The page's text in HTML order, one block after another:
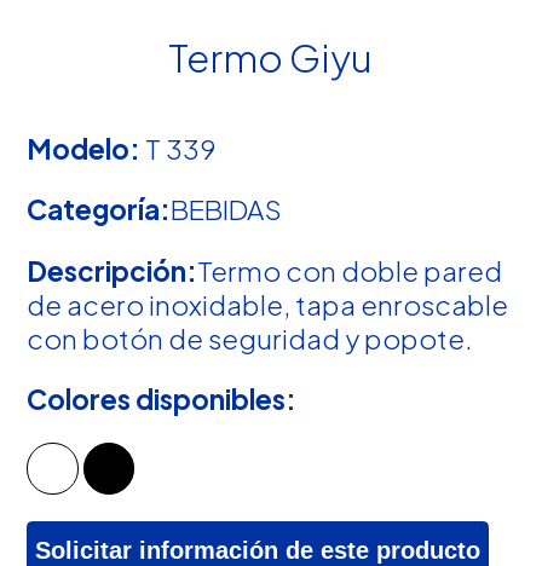
Termo Giyu
Modelo: T 339
Categoría:BEBIDAS
Descripción:Termo con doble pared
de acero inoxidable, tapa enroscable
con botón de seguridad y popote.
Colores disponibles:
Solicitar información de este producto